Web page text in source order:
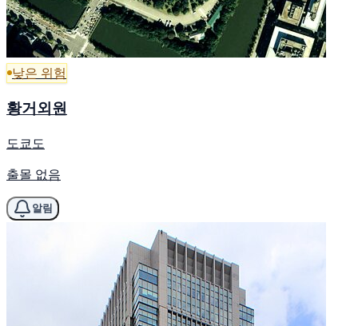
낮은 위험
황거외원
도쿄도
출몰 없음
알림